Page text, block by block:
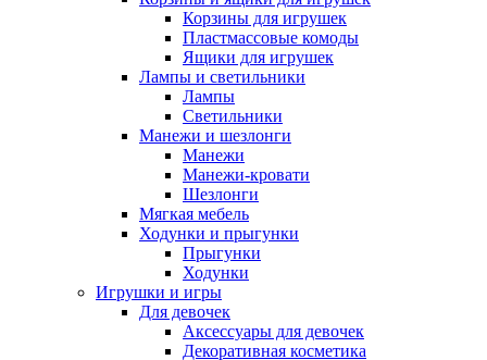
Корзины для игрушек
Пластмассовые комоды
Ящики для игрушек
Лампы и светильники
Лампы
Светильники
Манежи и шезлонги
Манежи
Манежи-кровати
Шезлонги
Мягкая мебель
Ходунки и прыгунки
Прыгунки
Ходунки
Игрушки и игры
Для девочек
Аксессуары для девочек
Декоративная косметика